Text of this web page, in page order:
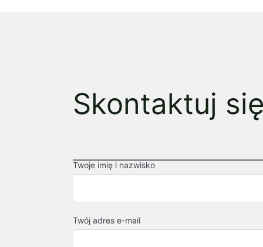
Skontaktuj
Twoje imię i nazwisko
Twój adres e-mail